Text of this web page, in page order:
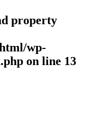
property
wp-
on line 13